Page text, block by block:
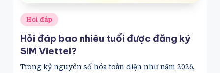
Posted
in
Hỏi đáp
Hỏi đáp bao nhiêu tuổi được đăng ký
SIM Viettel?
Trong kỷ nguyên số hóa toàn diện như năm 2026,